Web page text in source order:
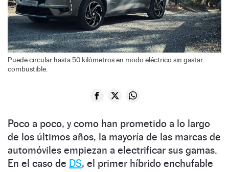
Puede circular hasta 50 kilómetros en modo eléctrico sin gastar
combustible.
Poco a poco, y como han prometido a lo largo
de los últimos años, la mayoría de las marcas de
automóviles empiezan a electrificar sus gamas.
En el caso de DS, el primer híbrido enchufable